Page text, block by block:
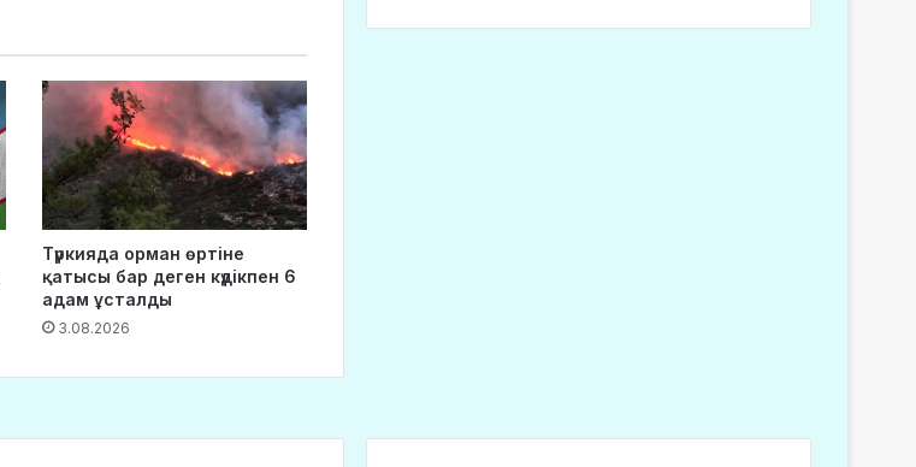
Түркияда орман өртіне
қатысы бар деген күдікпен 6
адам ұсталды
3.08.2026